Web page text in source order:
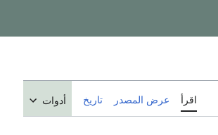
اقرأ عرض المصدر تاريخ أدوات